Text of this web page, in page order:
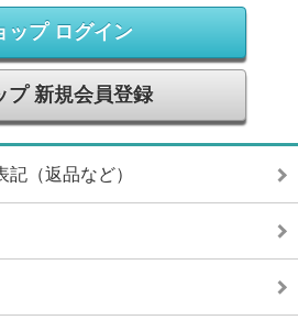
ップ ログイン
プ 新規会員登録
（返品など）